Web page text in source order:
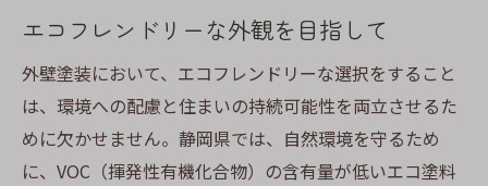
エコフレンドリーな外観を目指して
外壁塗装において、エコフレンドリーな選択をすること
は、環境への配慮と住まいの持続可能性を両立させるた
めに欠かせません。静岡県では、自然環境を守るため
に、VOC（揮発性有機化合物）の含有量が低いエコ塗料